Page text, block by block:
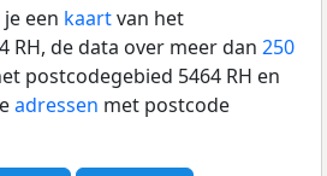
een kaartvan het
RH, de data over meer dan 250
postcodegebied 5464 RH en
adressen met postcode